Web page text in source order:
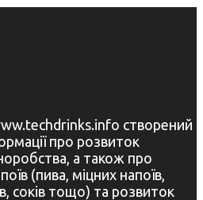
створений
про розвиток
а також про
(пива, міцних напоїв,
соків тощо) та розвиток